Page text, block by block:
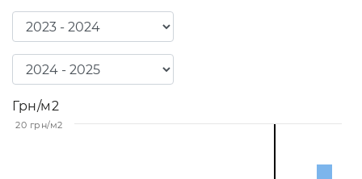
Грн/м2
20 грн/м2